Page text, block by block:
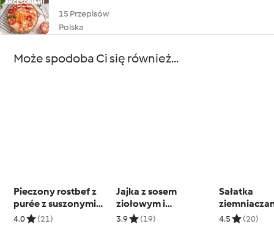
15 Przepisów
Polska
Może spodoba Ci się również...
Pieczony rostbef z
purée z suszonymi
pomidorami i sosem z
4.0 (21)
Jajka z sosem
ziołowym i
wielkanocnymi
3.9 (19)
Sałatka
ziołowym
4.5 (20)